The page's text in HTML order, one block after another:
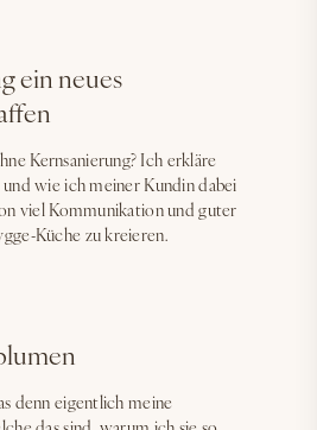
ein neues
Kernsanierung? Ich erkläre
wie ich meiner Kundin dabei
viel Kommunikation und guter
Küche zu kreieren.
denn eigentlich meine